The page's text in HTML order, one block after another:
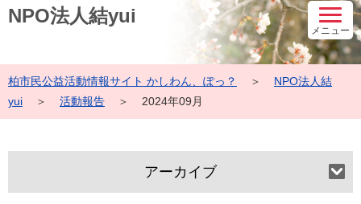
NPO法人結yui
メニュー
柏市民公益活動情報サイト かしわん、ぽっ？ ＞
NPO法人結
yui
＞ 活動報告 ＞ 2024年09月
アーカイブ